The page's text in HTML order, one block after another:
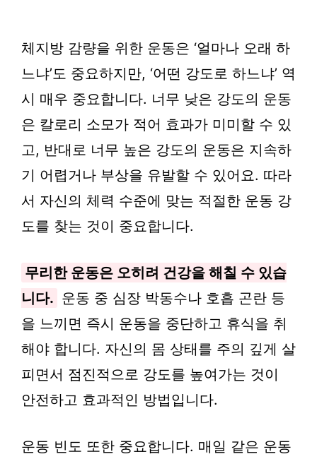
체지방 감량을 위한 운동은 ‘얼마나 오래 하
느냐’도 중요하지만, ‘어떤 강도로 하느냐’ 역
시 매우 중요합니다. 너무 낮은 강도의 운동
은 칼로리 소모가 적어 효과가 미미할 수 있
고, 반대로 너무 높은 강도의 운동은 지속하
기 어렵거나 부상을 유발할 수 있어요. 따라
서 자신의 체력 수준에 맞는 적절한 운동 강
도를 찾는 것이 중요합니다.
무리한 운동은 오히려 건강을 해칠 수 있습
니다. 운동 중 심장 박동수나 호흡 곤란 등
을 느끼면 즉시 운동을 중단하고 휴식을 취
해야 합니다. 자신의 몸 상태를 주의 깊게 살
피면서 점진적으로 강도를 높여가는 것이
안전하고 효과적인 방법입니다.
운동 빈도 또한 중요합니다. 매일 같은 운동